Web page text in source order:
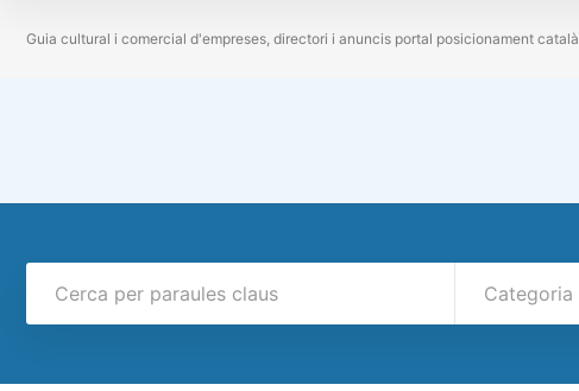
Guia cultural i comercial d'empreses, directori i anuncis portal posicionament català
Categoria